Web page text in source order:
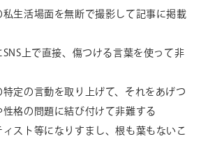
私生活場面を無断で撮影して記事に掲載
SNS上で直接、傷つける言葉を使って非
特定の言動を取り上げて、それをあげつ
性格の問題に結び付けて非難する
スト等になりすまし、根も葉もないこ